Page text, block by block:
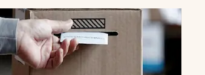
Eventos Corporativos
El Cronista Studio
Mediakit